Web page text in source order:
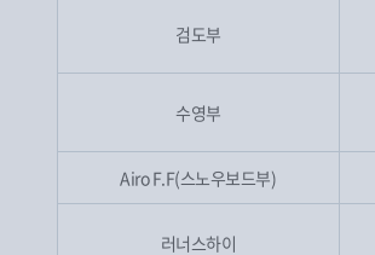
검도부
수영부
Airo F.F(스노우보드부)
러너스하이